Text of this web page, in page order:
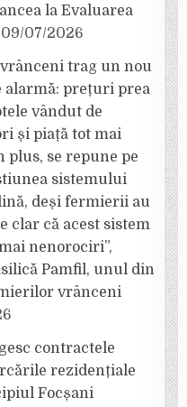
la Evaluarea
09/07/2026
trag un nou
alarmă: prețuri prea
vândut de
și piață tot mai
plus, se repune pe
sistemului
deși fermierii au
clar că acest sistem
nenorociri”,
Pamfil, unul din
vrânceni
contractele
rezidențiale
Focșani